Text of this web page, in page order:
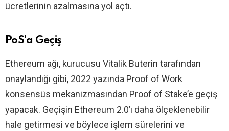
ücretlerinin azalmasına yol açtı.
PoS’a Geçiş
Ethereum ağı, kurucusu Vitalik Buterin tarafından
onaylandığı gibi, 2022 yazında Proof of Work
konsensüs mekanizmasından Proof of Stake’e geçiş
yapacak. Geçişin Ethereum 2.0’ı daha ölçeklenebilir
hale getirmesi ve böylece işlem sürelerini ve